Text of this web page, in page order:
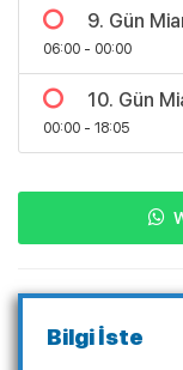
9. Gün
06:00 - 00:00
10. Gün
00:00 - 18:05
Bilgi İste